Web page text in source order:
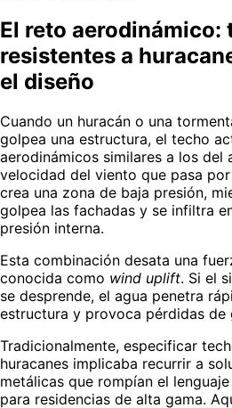
El reto aerodinámico:
resistentes a
el diseño
Cuando un huracán o una
golpea una estructura, el techo
aerodinámicos similares a los del
velocidad del viento que pasa
crea una zona de baja presión,
golpea las fachadas y se infiltra
presión interna.
Esta combinación desata una
conocida como wind uplift. Si el
se desprende, el agua penetra
estructura y provoca pérdidas de
Tradicionalmente, especificar
huracanes implicaba recurrir a
metálicas que rompían el
para residencias de alta gama.